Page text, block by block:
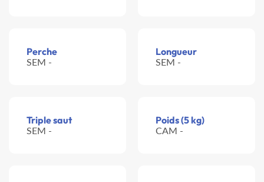
Perche
SEM -
Longueur
SEM -
Triple saut
SEM -
Poids (5 kg)
CAM -